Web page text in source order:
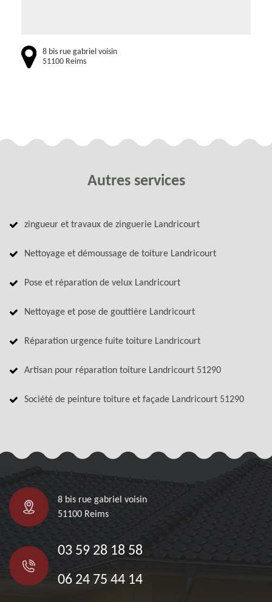
8 bis rue gabriel voisin
51100 Reims
Autres services
zingueur et travaux de zinguerie Landricourt
Nettoyage et démoussage de toiture Landricourt
Pose et réparation de velux Landricourt
Nettoyage et pose de gouttière Landricourt
Réparation urgence fuite toiture Landricourt
Artisan pour réparation toiture Landricourt 51290
Société de peinture toiture et façade Landricourt 51290
8 bis rue gabriel voisin
51100 Reims
03 59 28 18 58
06 24 75 44 14